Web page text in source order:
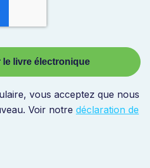
vous acceptez que nous
Voir notre déclaration de